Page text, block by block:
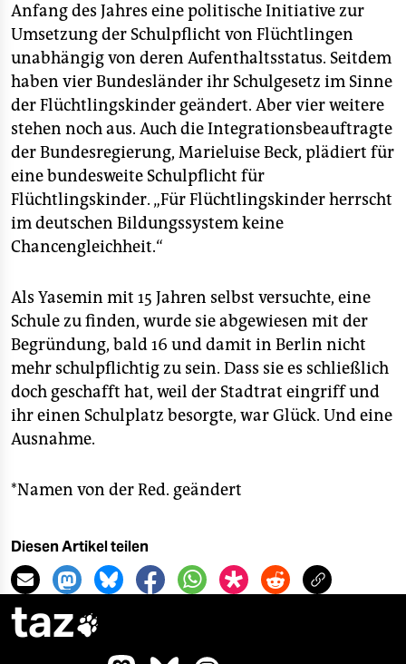
Anfang des Jahres eine politische Initiative zur
Umsetzung der Schulpflicht von Flüchtlingen
unabhängig von deren Aufenthaltsstatus. Seitdem
haben vier Bundesländer ihr Schulgesetz im Sinne
der Flüchtlingskinder geändert. Aber vier weitere
stehen noch aus. Auch die Integrationsbeauftragte
der Bundesregierung, Marieluise Beck, plädiert für
eine bundesweite Schulpflicht für
Flüchtlingskinder. „Für Flüchtlingskinder herrscht
im deutschen Bildungssystem keine
Chancengleichheit.“
Als Yasemin mit 15 Jahren selbst versuchte, eine
Schule zu finden, wurde sie abgewiesen mit der
Begründung, bald 16 und damit in Berlin nicht
mehr schulpflichtig zu sein. Dass sie es schließlich
doch geschafft hat, weil der Stadtrat eingriff und
ihr einen Schulplatz besorgte, war Glück. Und eine
Ausnahme.
*Namen von der Red. geändert
Diesen Artikel teilen
taz